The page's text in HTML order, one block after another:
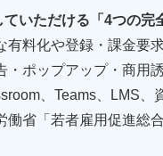
いただける「4つの完
有料化や登録・課金要
・ポップアップ・商用
、Teams、LMS
働省「若者雇用促進